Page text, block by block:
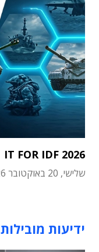
IT FOR IDF 2026
שלישי, 20 באוקטובר 2026
ידיעות מובילות